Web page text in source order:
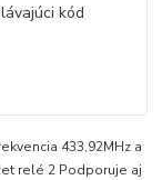
433,92MHz a
relé 2 Podporuje aj